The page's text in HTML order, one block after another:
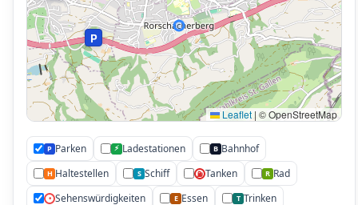
P
Leaflet | © OpenStreetMap
P Parken ⚡ Ladestationen B Bahnhof
H Haltestellen S Schiff ⛽ Tanken R Rad
• Sehenswürdigkeiten E Essen T Trinken